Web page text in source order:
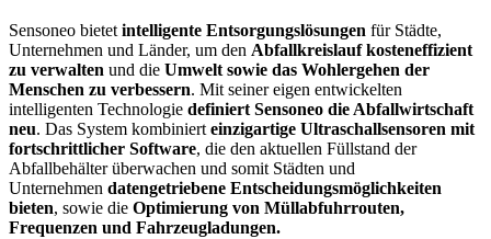
Sensoneo bietet intelligente Entsorgungslösungen für Städte,
Unternehmen und Länder, um den Abfallkreislauf kosteneffizient
zu verwalten und die Umwelt sowie das Wohlergehen der
Menschen zu verbessern. Mit seiner eigen entwickelten
intelligenten Technologie definiert Sensoneo die Abfallwirtschaft
neu. Das System kombiniert einzigartige Ultraschallsensoren mit
fortschrittlicher Software, die den aktuellen Füllstand der
Abfallbehälter überwachen und somit Städten und
Unternehmen datengetriebene Entscheidungsmöglichkeiten
bieten, sowie die Optimierung von Müllabfuhrrouten,
Frequenzen und Fahrzeugladungen.